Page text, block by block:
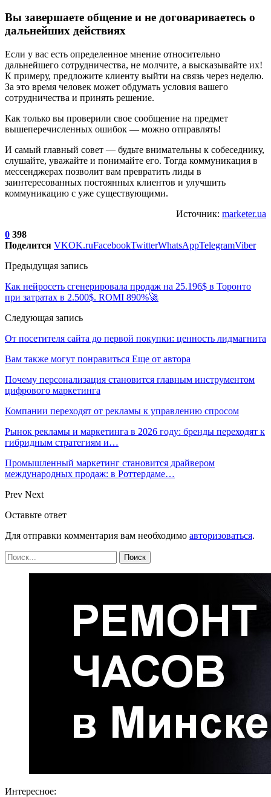
Вы завершаете общение и не договариваетесь о
дальнейших действиях
Если у вас есть определенное мнение относительно
дальнейшего сотрудничества, не молчите, а высказывайте их!
К примеру, предложите клиенту выйти на связь через неделю.
За это время человек может обдумать условия вашего
сотрудничества и принять решение.
Как только вы проверили свое сообщение на предмет
вышеперечисленных ошибок — можно отправлять!
И самый главный совет — будьте внимательны к собеседнику,
слушайте, уважайте и понимайте его. Тогда коммуникация в
мессенджерах позволит вам превратить лиды в
заинтересованных постоянных клиентов и улучшить
коммуникацию с уже существующими.
Источник: marketer.ua
0 398
Поделится VKOK.ruFacebookTwitterWhatsAppTelegramViber
Предыдущая запись
Как нейросеть сгенерировала продаж на 25.196$ в Торонто
при затратах в 2.500$. ROMI 890%🚀
Следующая запись
От посетителя сайта до первой покупки: ценность лидмагнита
Вам также могут понравиться Еще от автора
Почему персонализация становится главным инструментом
цифрового маркетинга
Компании переходят от рекламы к управлению спросом
Рынок рекламы и маркетинга в 2026 году: бренды переходят к
гибридным стратегиям и…
Промышленный маркетинг становится драйвером
международных продаж: в Роттердаме…
Prev Next
Оставьте ответ
Для отправки комментария вам необходимо авторизоваться.
Интересное: